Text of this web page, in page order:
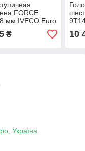
FORCE
мм IVECO Euro
₴ 10
Україна